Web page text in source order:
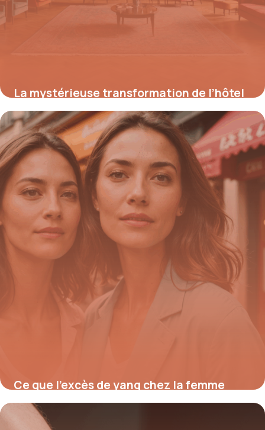
La mystérieuse transformation de l’hôtel
Weidmann : entre luxe d’hier et déclin
d’aujourd’hui
18 août 2025
Ce que l’excès de yang chez la femme
cache vraiment pour votre santé et
comment retrouver l’équilibre yin en 5